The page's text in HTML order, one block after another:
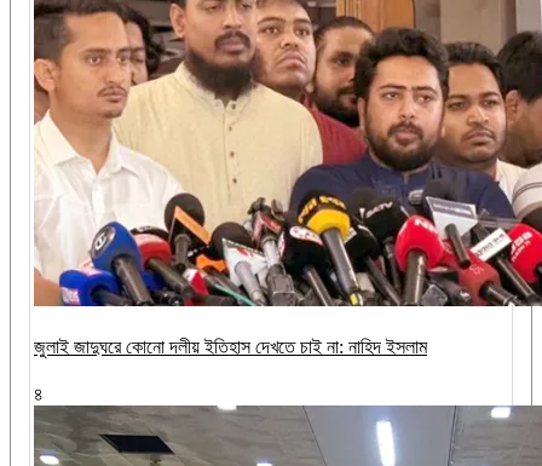
জুলাই জাদুঘরে কোনো দলীয় ইতিহাস দেখতে চাই না: নাহিদ ইসলাম
৪